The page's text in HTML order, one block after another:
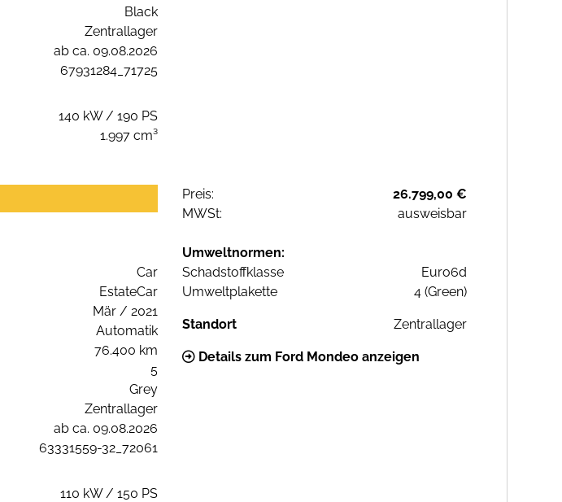
Black
Zentrallager
ab ca. 09.08.2026
67931284_71725
140 kW / 190 PS
1.997 cm³
Preis:
26.799,00 €
MWSt:
ausweisbar
Car
EstateCar
Mär / 2021
Automatik
76.400 km
5
Grey
Zentrallager
ab ca. 09.08.2026
63331559-32_72061
110 kW / 150 PS
Umweltnormen:
Schadstoffklasse
Euro6d
Umweltplakette
4 (Green)
Standort Zentrallager
Details zum Ford Mondeo anzeigen